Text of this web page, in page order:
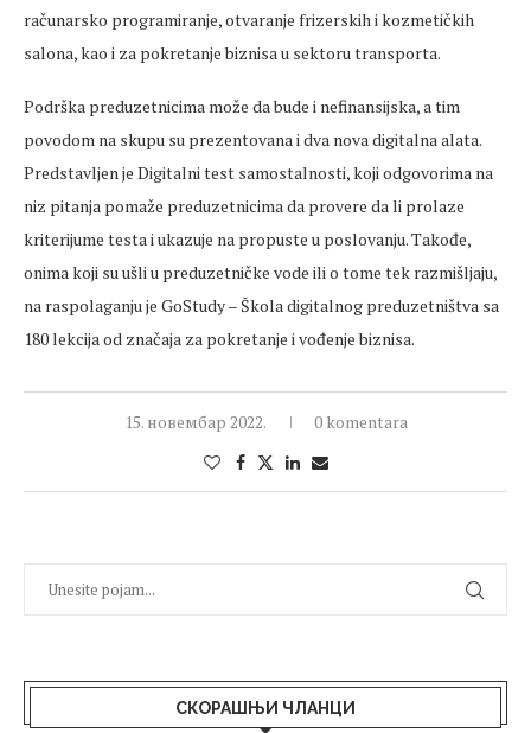
računarsko programiranje, otvaranje frizerskih i kozmetičkih
salona, kao i za pokretanje biznisa u sektoru transporta.
Podrška preduzetnicima može da bude i nefinansijska, a tim
povodom na skupu su prezentovana i dva nova digitalna alata.
Predstavljen je Digitalni test samostalnosti, koji odgovorima na
niz pitanja pomaže preduzetnicima da provere da li prolaze
kriterijume testa i ukazuje na propuste u poslovanju. Takođe,
onima koji su ušli u preduzetničke vode ili o tome tek razmišljaju,
na raspolaganju je GoStudy – Škola digitalnog preduzetništva sa
180 lekcija od značaja za pokretanje i vođenje biznisa.
15. новембар 2022. 0 komentara
СКОРАШЊИ ЧЛАНЦИ